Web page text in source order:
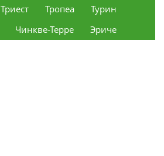
Триест Тропеа
Турин
Чинкве-Терре Эриче